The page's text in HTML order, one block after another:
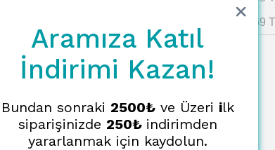
4090.69 TL
Aramıza Katıl
İndirimi Kazan!
Bundan sonraki 2500₺ve Üzeri ilk
siparişinizde 250₺ indirimden
yararlanmak için kaydolun.